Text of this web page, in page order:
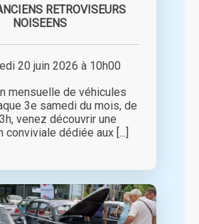
RETROVISEURS
NOISEENS
20 juin 2026 à 10h00
mensuelle de véhicules
3e samedi du mois, de
venez découvrir une
dédiée aux [...]